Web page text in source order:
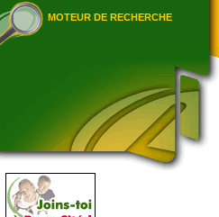
MOTEUR DE RECHERCHE